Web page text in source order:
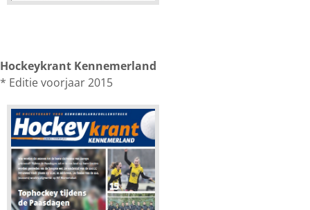
Hockeykrant Kennemerland
* Editie voorjaar 2015